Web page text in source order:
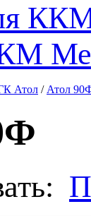
Атол / Атол